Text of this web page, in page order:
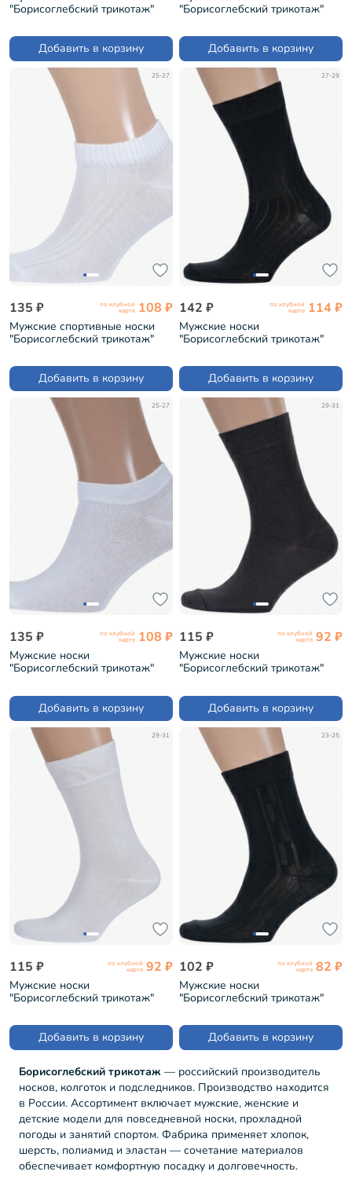
"Борисоглебский трикотаж"
Добавить в корзину
"Борисоглебский трикотаж"
Добавить в корзину
25-27
135 ₽ по клубной
карте 108 ₽
Мужские спортивные носки
"Борисоглебский трикотаж"
Добавить в корзину
27-29
142 ₽ по клубной
карте 114 ₽
Мужские носки
"Борисоглебский трикотаж"
Добавить в корзину
25-27
135 ₽ по клубной
карте 108 ₽
Мужские носки
"Борисоглебский трикотаж"
Добавить в корзину
29-31
115 ₽ по клубной
карте 92 ₽
Мужские носки
"Борисоглебский трикотаж"
Добавить в корзину
29-31
115 ₽ по клубной
карте 92 ₽
Мужские носки
"Борисоглебский трикотаж"
Добавить в корзину
23-25
102 ₽ по клубной
карте 82 ₽
Мужские носки
"Борисоглебский трикотаж"
Добавить в корзину
Борисоглебский трикотаж — российский производитель
носков, колготок и подследников. Производство находится
в России. Ассортимент включает мужские, женские и
детские модели для повседневной носки, прохладной
погоды и занятий спортом. Фабрика применяет хлопок,
шерсть, полиамид и эластан — сочетание материалов
обеспечивает комфортную посадку и долговечность.